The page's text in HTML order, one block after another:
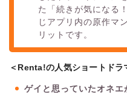
た「続きが気になる
じアプリ内の原作マ
リットです。
＜Renta!の人気ショートドラ
ゲイと思っていたオネ